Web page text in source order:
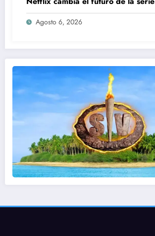
Agosto 6, 2026